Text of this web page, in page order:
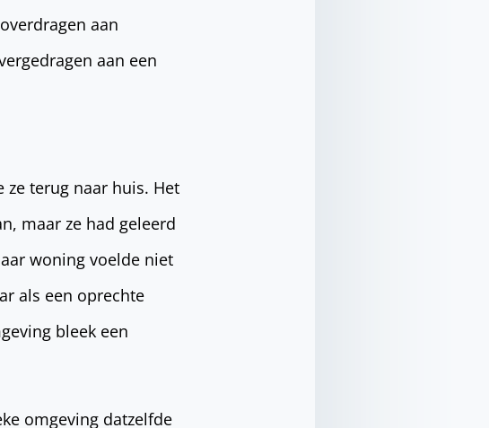
aan
aan een
ze terug naar huis. Het
maar ze had geleerd
woning voelde niet
als een oprechte
bleek een
omgeving datzelfde